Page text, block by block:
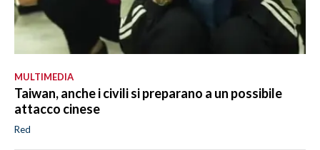
MULTIMEDIA
Taiwan, anche i civili si preparano a un possibile
attacco cinese
Red